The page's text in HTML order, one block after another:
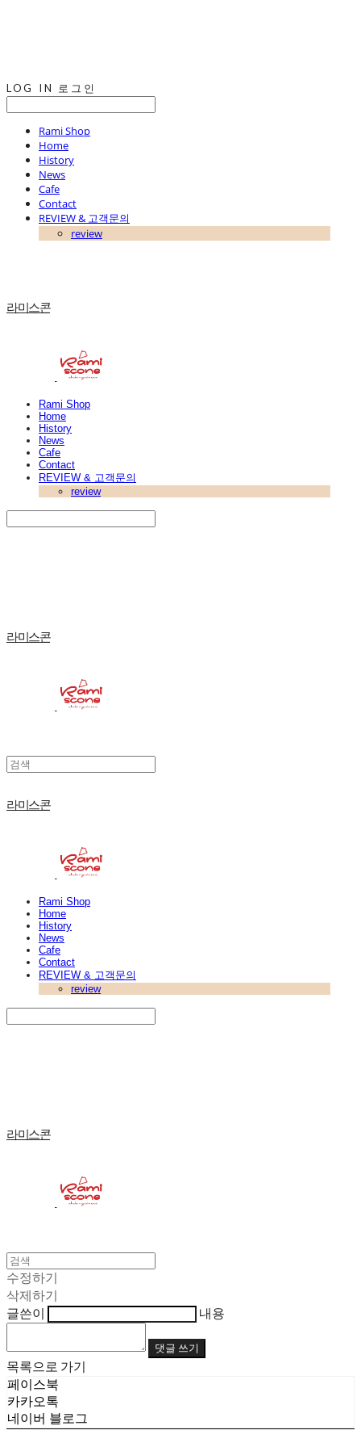
LOG IN 로그인
Rami Shop
Home
History
News
Cafe
Contact
REVIEW & 고객문의
review
라미스콘
Rami Shop
Home
History
News
Cafe
Contact
REVIEW & 고객문의
review
라미스콘
라미스콘
Rami Shop
Home
History
News
Cafe
Contact
REVIEW & 고객문의
review
라미스콘
수정하기
삭제하기
글쓴이
내용
댓글 쓰기
목록으로 가기
페이스북
카카오톡
네이버 블로그